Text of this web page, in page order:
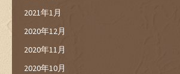
2021年1月
2020年12月
2020年11月
2020年10月